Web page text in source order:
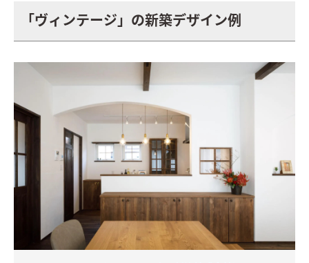
「ヴィンテージ」の新築デザイン例